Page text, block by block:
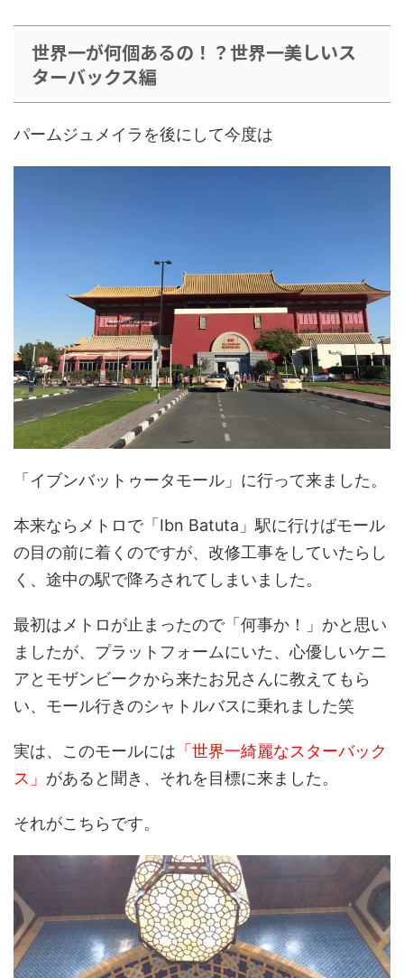
世界一が何個あるの！？世界一美しいス
ターバックス編
パームジュメイラを後にして今度は
「イブンバットゥータモール」 に行って来ました。
本来ならメトロで「Ibn Batuta」駅に行けばモール
の目の前に着くのですが、改修工事をしていたらし
く、途中の駅で降ろされてしまいました。
最初はメトロが止まったので「何事か！」かと思い
ましたが、プラットフォームにいた、心優しいケニ
アとモザンビークから来たお兄さんに教えてもら
い、モール行きのシャトルバスに乗れました笑
実は、このモールには 「世界一綺麗なスターバック
ス」 があると聞き、それを目標に来ました。
それがこちらです。